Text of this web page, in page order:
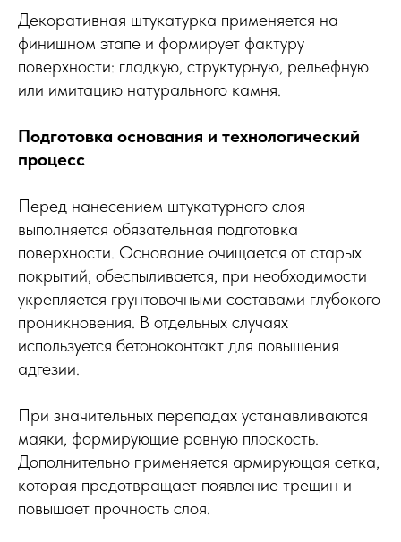
Декоративная штукатурка применяется на
финишном этапе и формирует фактуру
поверхности: гладкую, структурную, рельефную
или имитацию натурального камня.
Подготовка основания и технологический
процесс
Перед нанесением штукатурного слоя
выполняется обязательная подготовка
поверхности. Основание очищается от старых
покрытий, обеспыливается, при необходимости
укрепляется грунтовочными составами глубокого
проникновения. В отдельных случаях
используется бетоноконтакт для повышения
адгезии.
При значительных перепадах устанавливаются
маяки, формирующие ровную плоскость.
Дополнительно применяется армирующая сетка,
которая предотвращает появление трещин и
повышает прочность слоя.